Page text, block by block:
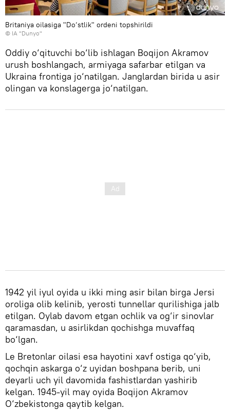
Britaniya oilasiga "Do‘stlik" ordeni topshirildi
© IA "Dunyo"
Oddiy o‘qituvchi bo‘lib ishlagan Boqijon Akramov
urush boshlangach, armiyaga safarbar etilgan va
Ukraina frontiga jo‘natilgan. Janglardan birida u asir
olingan va konslagerga jo‘natilgan.
1942 yil iyul oyida u ikki ming asir bilan birga Jersi
oroliga olib kelinib, yerosti tunnellar qurilishiga jalb
etilgan. Oylab davom etgan ochlik va og‘ir sinovlar
qaramasdan, u asirlikdan qochishga muvaffaq
bo‘lgan.
Le Bretonlar oilasi esa hayotini xavf ostiga qo‘yib,
qochqin askarga o‘z uyidan boshpana berib, uni
deyarli uch yil davomida fashistlardan yashirib
kelgan. 1945-yil may oyida Boqijon Akramov
O‘zbekistonga qaytib kelgan.